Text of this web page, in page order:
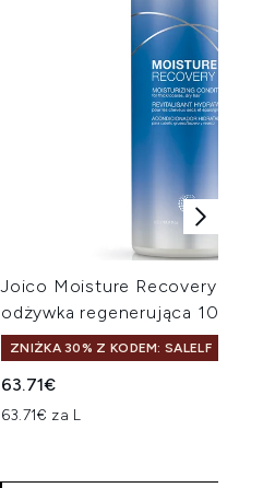
Joico Moisture Recovery
odżywka regenerująca 1000 ml
ZNIŻKA 30% Z KODEM: SALELF
63.71€
63.71€ za L